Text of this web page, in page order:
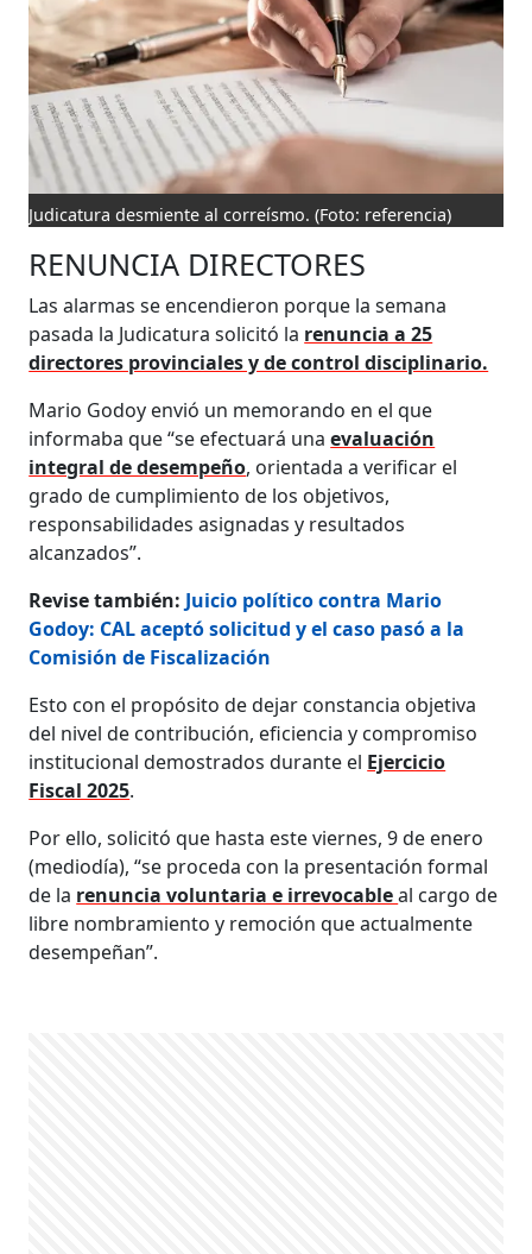
Judicatura desmiente al correísmo. (Foto: referencia)
RENUNCIA DIRECTORES
Las alarmas se encendieron porque la semana
pasada la Judicatura solicitó la renuncia a 25
directores provinciales y de control disciplinario.
Mario Godoy envió un memorando en el que
informaba que “se efectuará unaevaluación
integral de desempeño, orientada a verificar el
grado de cumplimiento de los objetivos,
responsabilidades asignadas y resultados
alcanzados”.
Revise también: Juicio político contra Mario
Godoy: CAL aceptó solicitud y el caso pasó a la
Comisión de Fiscalización
Esto con el propósito de dejar constancia objetiva
del nivel de contribución, eficiencia y compromiso
institucional demostrados durante el Ejercicio
Fiscal 2025.
Por ello, solicitó que hasta este viernes, 9 de enero
(mediodía), “se proceda con la presentación formal
de la renuncia voluntaria e irrevocableal cargo de
libre nombramiento y remoción que actualmente
desempeñan”.